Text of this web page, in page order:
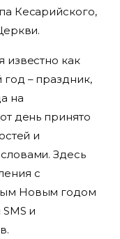
Кесарийского,
известно как
– праздник,
на
день принято
и
Здесь
с
Новым годом
и